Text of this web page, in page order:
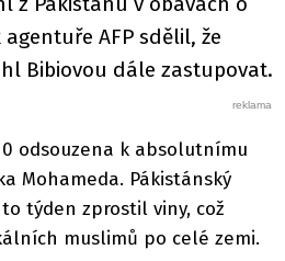
AFP sdělil, že
Bibiovou dále zastupovat.
odsouzena k absolutnímu
Mohameda. Pákistánský
týden zprostil viny, což
muslimů po celé zemi.